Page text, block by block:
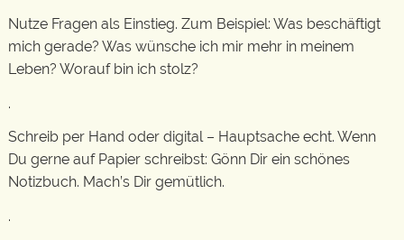
Nutze Fragen als Einstieg. Zum Beispiel: Was beschäftigt
mich gerade? Was wünsche ich mir mehr in meinem
Leben? Worauf bin ich stolz?
.
Schreib per Hand oder digital – Hauptsache echt. Wenn
Du gerne auf Papier schreibst: Gönn Dir ein schönes
Notizbuch. Mach’s Dir gemütlich.
.